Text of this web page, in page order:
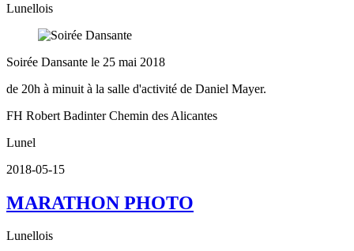
Lunellois
Soirée Dansante le 25 mai 2018
de 20h à minuit à la salle d'activité de Daniel Mayer.
FH Robert Badinter Chemin des Alicantes
Lunel
2018-05-15
MARATHON PHOTO
Lunellois